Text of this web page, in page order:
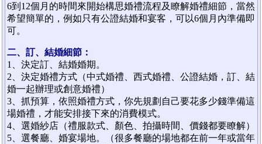
6到12個月的時間來開始構思婚禮流程及瞭解婚禮細節，當然
希望簡單的，例如只有公證結婚和宴客，可以6個月內準備即
可。
二、訂、結婚細節：
1、決定訂、結婚婚期。
2、決定婚禮方式（中式婚禮、西式婚禮、公證結婚，訂、結
婚一起辦理或創意婚禮）
3、抓預算，依照婚禮方式，你先規劃自己要花多少錢準備這
場婚禮，才能安排接下來的消費模式。
4、選婚紗店（禮服款式、顏色、拍攝時間、價錢都要瞭解）
5、選餐廳、婚宴場地。（很多餐廳的場地都在前一年或當年